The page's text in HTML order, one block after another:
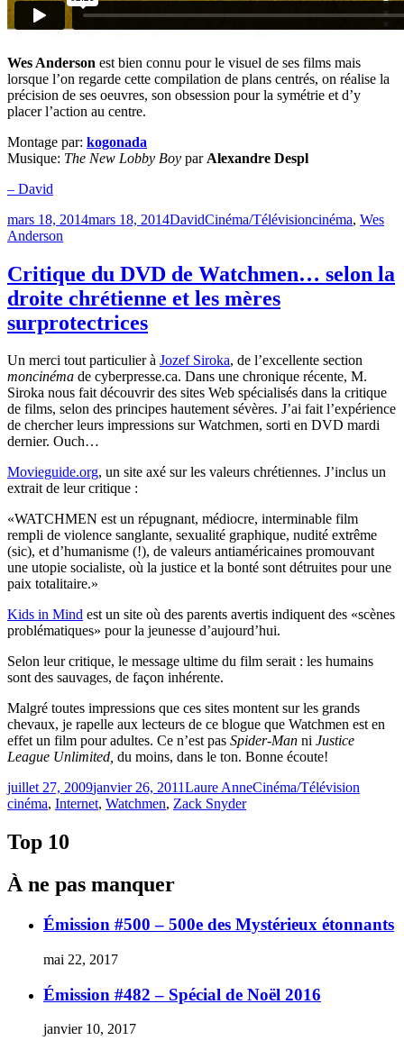
Wes Anderson est bien connu pour le visuel de ses films mais
lorsque l’on regarde cette compilation de plans centrés, on réalise la
précision de ses oeuvres, son obsession pour la symétrie et d’y
placer l’action au centre.
Montage par: kogonada
Musique: The New Lobby Boy par Alexandre Despl
– David
Publié
le
mars 18, 2014mars 18, 2014DavidCatégories
Cinéma/TélévisionÉtiquettes
cinéma, Wes
Anderson
Critique du DVD de Watchmen… selon la
droite chrétienne et les mères
surprotectrices
Un merci tout particulier à Jozef Siroka, de l’excellente section
moncinéma de cyberpresse.ca. Dans une chronique récente, M.
Siroka nous fait découvrir des sites Web spécialisés dans la critique
de films, selon des principes hautement sévères. J’ai fait l’expérience
de chercher leurs impressions sur Watchmen, sorti en DVD mardi
dernier. Ouch…
Movieguide.org, un site axé sur les valeurs chrétiennes. J’inclus un
extrait de leur critique :
«WATCHMEN est un répugnant, médiocre, interminable film
rempli de violence sanglante, sexualité graphique, nudité extrême
(sic), et d’humanisme (!), de valeurs antiaméricaines promouvant
une utopie socialiste, où la justice et la bonté sont détruites pour une
paix totalitaire.»
Kids in Mind est un site où des parents avertis indiquent des «scènes
problématiques» pour la jeunesse d’aujourd’hui.
Selon leur critique, le message ultime du film serait : les humains
sont des sauvages, de façon inhérente.
Malgré toutes impressions que ces sites montent sur les grands
chevaux, je rapelle aux lecteurs de ce blogue que Watchmen est en
effet un film pour adultes. Ce n’est pas Spider-Man ni Justice
League Unlimited, du moins, dans le ton. Bonne écoute!
Publié
le
juillet 27, 2009janvier 26, 2011Laure AnneCatégories
Cinéma/Télévision
cinéma, Internet, Watchmen, Zack Snyder
Top 10
À ne pas manquer
Émission #500 – 500e des Mystérieux étonnants
mai 22, 2017
Émission #482 – Spécial de Noël 2016
janvier 10, 2017